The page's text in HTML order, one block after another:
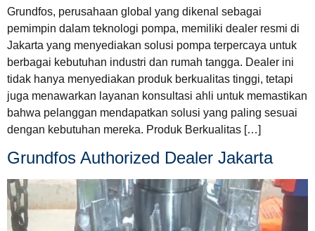
Grundfos, perusahaan global yang dikenal sebagai
pemimpin dalam teknologi pompa, memiliki dealer resmi di
Jakarta yang menyediakan solusi pompa terpercaya untuk
berbagai kebutuhan industri dan rumah tangga. Dealer ini
tidak hanya menyediakan produk berkualitas tinggi, tetapi
juga menawarkan layanan konsultasi ahli untuk memastikan
bahwa pelanggan mendapatkan solusi yang paling sesuai
dengan kebutuhan mereka. Produk Berkualitas […]
Grundfos Authorized Dealer Jakarta